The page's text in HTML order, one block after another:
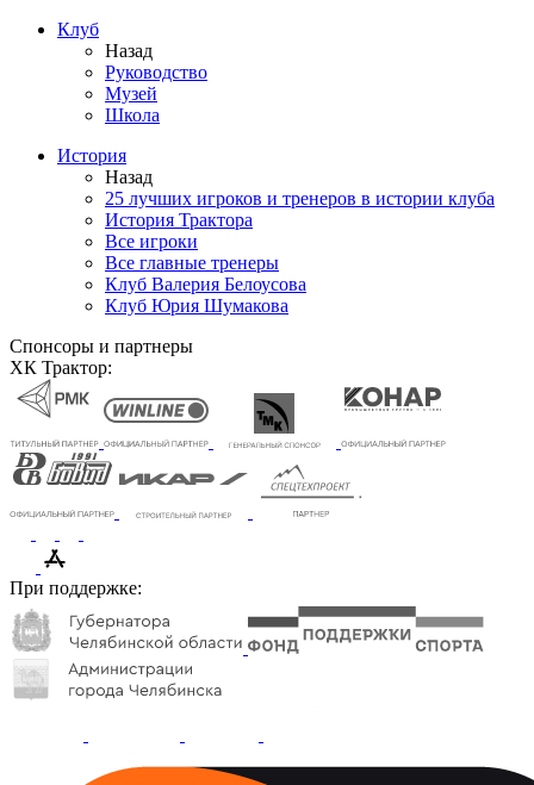
Клуб
Назад
Руководство
Музей
Школа
История
Назад
25 лучших игроков и тренеров в истории клуба
История Трактора
Все игроки
Все главные тренеры
Клуб Валерия Белоусова
Клуб Юрия Шумакова
Спонсоры и партнеры
ХК Трактор:
При поддержке: